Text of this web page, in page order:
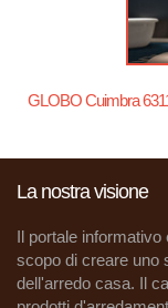
GLOBO Cuimbra
La nostra visione
Il portale
scopo di creare uno
dell'arredo casa. Il